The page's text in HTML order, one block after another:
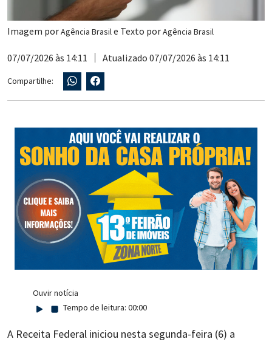
Imagem porAgência Brasile Texto porAgência Brasil
07/07/2026 às 14:11 Atualizado 07/07/2026 às 14:11
Compartilhe:
Ouvir notícia
Tempo de leitura: 00:00
A Receita Federal iniciou nesta segunda-feira (6) a